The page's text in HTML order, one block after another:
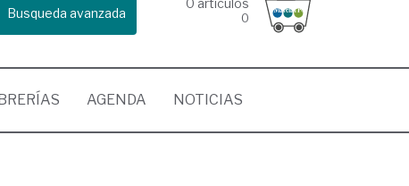
Busqueda avanzada 0
AGENDA NOTICIAS